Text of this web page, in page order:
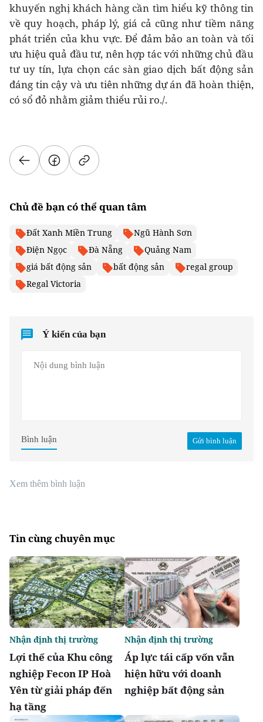
khuyến nghị khách hàng cần tìm hiểu kỹ thông tin
về quy hoạch, pháp lý, giá cả cũng như tiềm năng
phát triển của khu vực. Để đảm bảo an toàn và tối
ưu hiệu quả đầu tư, nên hợp tác với những chủ đầu
tư uy tín, lựa chọn các sàn giao dịch bất động sản
đáng tin cậy và ưu tiên những dự án đã hoàn thiện,
có sổ đỏ nhằm giảm thiểu rủi ro./.
Chủ đề bạn có thể quan tâm
Đất Xanh Miền Trung
Ngũ Hành Sơn
Điện Ngọc
Đà Nẵng
Quảng Nam
giá bất động sản
bất động sản
regal group
Regal Victoria
Ý kiến của bạn
Gửi bình luận
Bình luận
Xem thêm bình luận
Tin cùng chuyên mục
Lợi thế của Khu công
nghiệp Fecon IP Hoà
Yên từ giải pháp đến
hạ tầng
Nhận định thị trường
Áp lực tái cấp vốn vẫn
hiện hữu với doanh
nghiệp bất động sản
Nhận định thị trường